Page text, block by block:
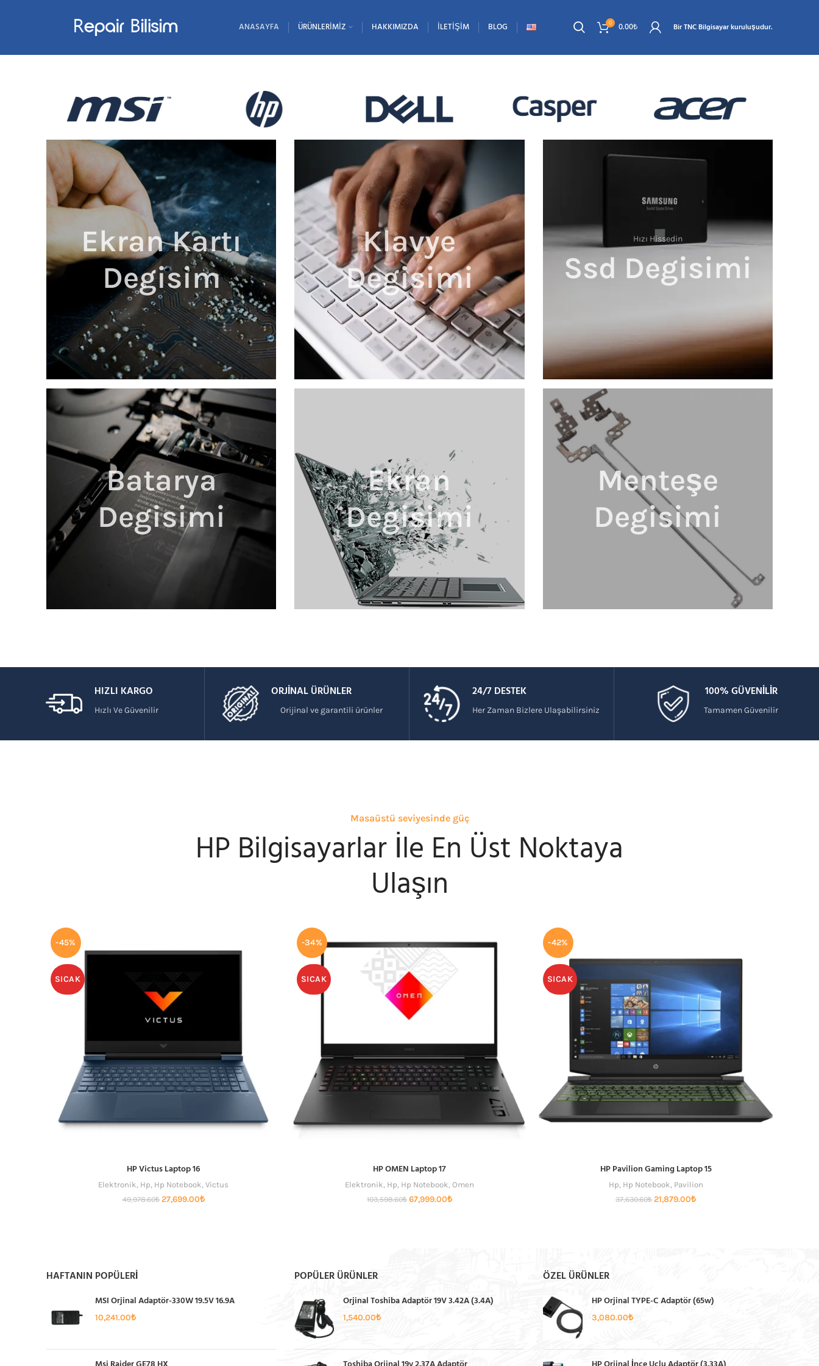
ANASAYFA ÜRÜNLERIMIZ HAKKIMIZDA İLETIŞIM BLOG 0 0.00₺ Bir TNC Bilgisayar kuruluşudur.
Ekran Kartı
Degisim
Klavye
Degisimi
Hızı Hissedin
Ssd Degisimi
Batarya
Degisimi
Ekran
Degisimi
Menteşe
Degisimi
HIZLI KARGO
Hızlı Ve Güvenilir
ORJİNAL ÜRÜNLER
Orijinal ve garantili ürünler
24/7 DESTEK
Her Zaman Bizlere Ulaşabilirsiniz
100% GÜVENİLİR
Tamamen Güvenilir
Masaüstü seviyesinde güç
HP Bilgisayarlar İle En Üst Noktaya
Ulaşın
-45%
SICAK
HP Victus Laptop 16
Elektronik, Hp, Hp Notebook, Victus
49,978.60₺ Orijinal
27,699.00₺Şu
-34%
SICAK
HP OMEN Laptop 17
Elektronik, Hp, Hp Notebook, Omen
103,598.60₺ Orijinal
67,999.00₺Şu
-42%
SICAK
HP Pavilion Gaming Laptop 15
Hp, Hp Notebook, Pavilion
37,630.60₺ Orijinal
21,879.00₺Şu
HAFTANIN POPÜLERİ
MSI Orjinal Adaptör-330W 19.5V 16.9A
10,241.00₺
POPÜLER ÜRÜNLER
Orjinal Toshiba Adaptör 19V 3.42A (3.4A)
1,540.00₺
ÖZEL ÜRÜNLER
HP Orjinal TYPE-C Adaptör (65w)
3,080.00₺